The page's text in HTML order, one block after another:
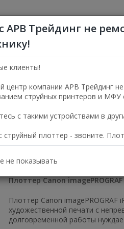
Широкоформатное
imagePROGRAF
Плоттер Canon
Плоттер Canon
художественной печати с
долговременной работы
АРВ Трейдинг не
клиенты!
центр компании АРВ Трейдинг
струйных принтеров и
с такими устройствами в
струйный плоттер - звоните.
не показывать